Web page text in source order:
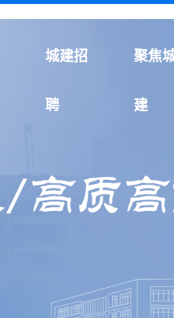
城建招
聘
聚焦
建